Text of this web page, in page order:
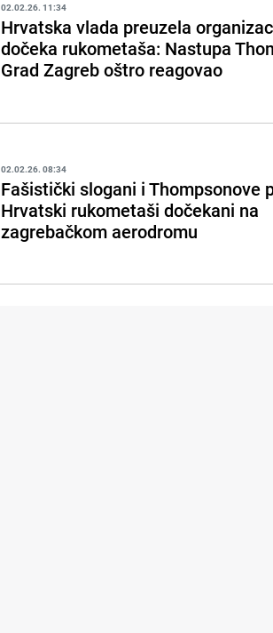
02.02.26. 11:34
Hrvatska vlada preuzela
dočeka rukometaša: Nastupa
Grad Zagreb oštro reagovao
02.02.26. 08:34
Fašistički slogani i Thompsonove
Hrvatski rukometaši dočekani na
zagrebačkom aerodromu